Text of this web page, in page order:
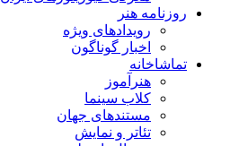
روزنامه هنر
رویدادهای ویژه
اخبار گوناگون
تماشاخانه
هنرآموز
کلاب سینما
مستندهای جهان
تئاتر و نمایش